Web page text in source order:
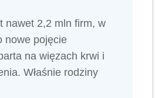
nawet 2,2 mln firm, w
nowe pojęcie
na więzach krwi i
Właśnie rodziny